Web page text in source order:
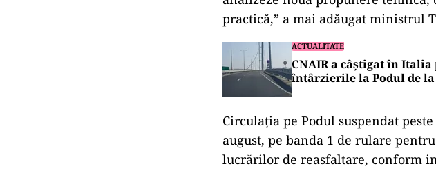
practică,” a mai adăugat ministrul
ACTUALITATE
CNAIR a câștigat în
întârzierile la Podul de
Circulația pe Podul suspendat
august, pe banda 1 de rulare
lucrărilor de reasfaltare, conform